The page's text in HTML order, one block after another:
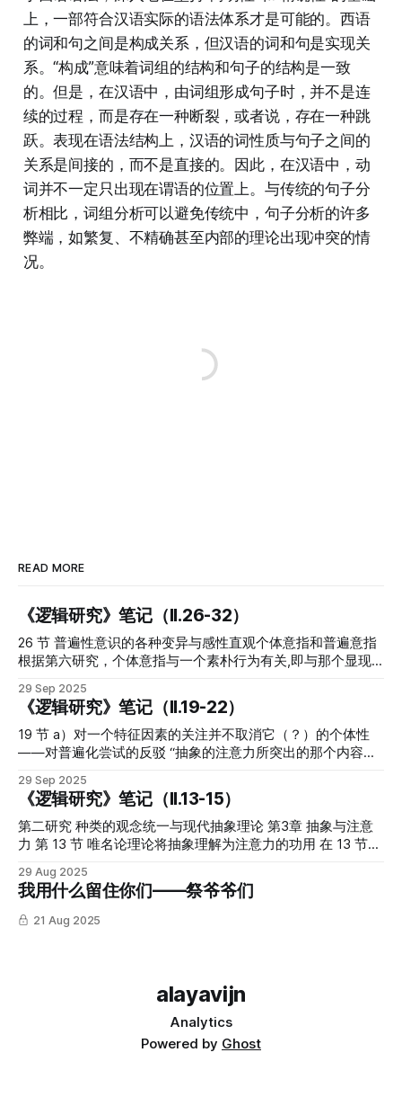
上，一部符合汉语实际的语法体系才是可能的。西语
的词和句之间是构成关系，但汉语的词和句是实现关
系。“构成”意味着词组的结构和句子的结构是一致
的。但是，在汉语中，由词组形成句子时，并不是连
续的过程，而是存在一种断裂，或者说，存在一种跳
跃。表现在语法结构上，汉语的词性质与句子之间的
关系是间接的，而不是直接的。因此，在汉语中，动
词并不一定只出现在谓语的位置上。与传统的句子分
析相比，词组分析可以避免传统中，句子分析的许多
弊端，如繁复、不精确甚至内部的理论出现冲突的情
况。
READ MORE
《逻辑研究》笔记（II.26-32）
26 节 普遍性意识的各种变异与感性直观个体意指和普遍意指
根据第六研究，个体意指与一个素朴行为有关,即与那个显现
与一个设定性的或不设定的质性相联结的; 但在普遍意指的情
况中,在素朴行为的基础上,或者说,在素朴展现的基础上,一个新
的质性建造起来,连同它一起建造起来的是一个新的立义方式,
在这 个新的立义方式中, 与普遍对象的关系得以构造出自身。
学的意义上被表象的。也就是说,它是以统一思想的方式 被表
象的,而且它只有以这种方式或以一种相应的“本真的”形式才能
被意识到。（II.26） 2. 如果逻辑表象被进行,那么 它就会达到
直观,可以企盼并获得对自身的澄清。 3. 思想的意向必须以其
到充实,这样便产生出一种复合行为, 它获得清楚和明晰的优点,
但它并不会取消思想,并不会用单纯的图像来取代思想。 · 代现
与代表的区分： 代现 (Vergegenwärtigung) 与代表
(Repräsentation)
29 Sep 2025
《逻辑研究》笔记（II.19-22）
19 节 a）对一个特征因素的关注并不取消它（？）的个体性
——对普遍化尝试的反驳 “抽象的注意力所突出的那个内容是
对象之中的标记。” 如果把抽象等同于注意或者混淆了二者，
那么，就无法区分开普遍之物的意指和个体之物的意指。差别
只在于精神的目光确定了整个个体的对象还是某个属性。但属
性应当是一个构成性要素的前提下，它是否必须是一个个体的
象并非相互连生, 好像它们共同具有“同一个”作为个体-同一之
物的绿一样; 毋宁说这一个事物的绿实在地区别于另一个事物
的绿, 正如它们所寓居于其中的整体也相互区别一样。否则, 如
直就是背谬的。” 胡塞尔区分了对种类有意义的陈述和对个体
有意义的陈述。对整个客体的注意不同于对它的部分和特征的
注意，它们可能是不同的行为。我们所意指和指称的不是个别
之物，而是观念。胡塞尔特
29 Sep 2025
《逻辑研究》笔记（II.13-15）
第二研究 种类的观念统一与现代抽象理论 第3章 抽象与注意
力 第 13 节 唯名论理论将抽象理解为注意力的功用 在 13 节，
（Leistung）。它的功能在于获得对象，甚至是普遍对象。注
意力的“集中”与“丢失”是它的显著特征。注意力可以借助标记
凸显对象的某个部分，同时忽略了其他部分。穆勒在反驳汉密
造成的影响。联想的进程是借助标记进行的。这些标记之间的
关联借助于注意力的发生与重新唤起而得以生成和再造（标记
自身具有类似于“形式指引”的功能。） 对胡塞尔来说，穆勒认
为总体概念不存在，有的只是客体的复合观念。注意力与抽象
29 Aug 2025
我用什么留住你们——祭爷爷们
21 Aug 2025
alayavijn
Analytics
Powered by Ghost